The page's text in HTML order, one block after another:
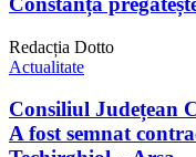
Redacția Dotto
Actualitate
Consiliul Județean
A fost semnat